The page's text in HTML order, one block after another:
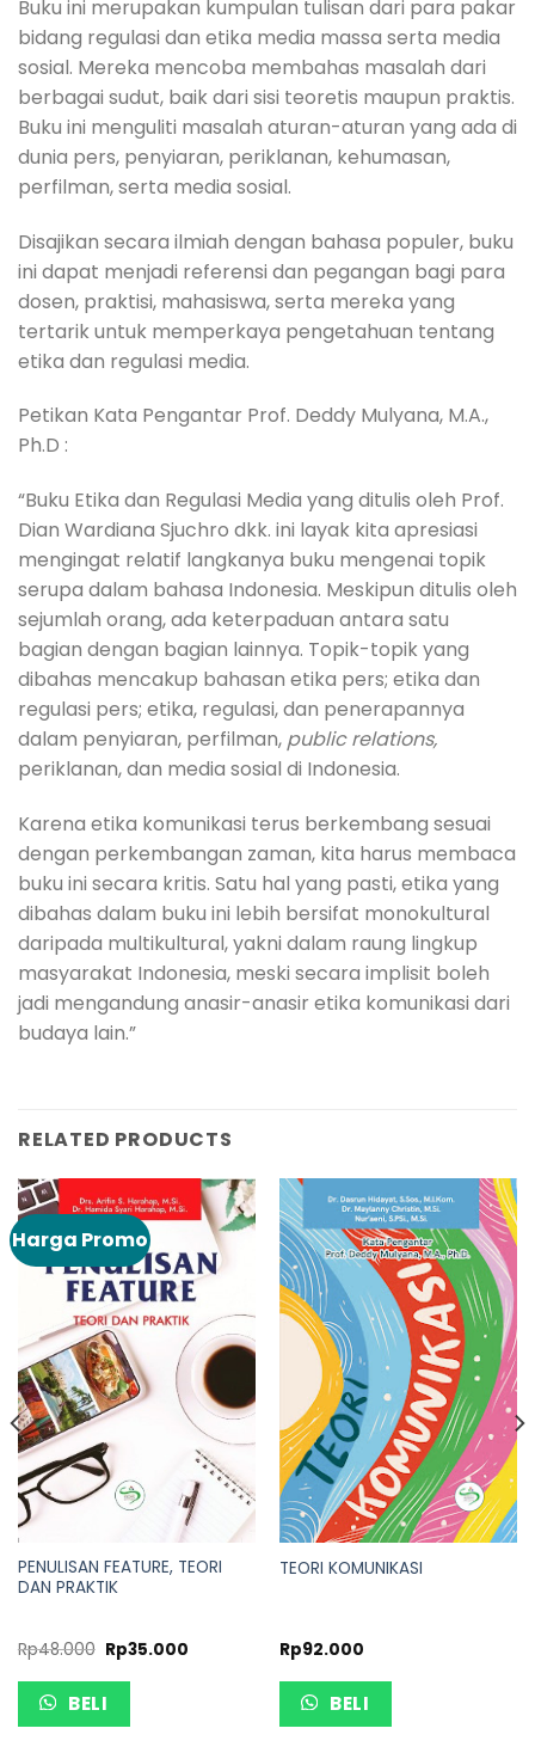
Buku ini merupakan kumpulan tulisan dari para pakar
bidang regulasi dan etika media massa serta media
sosial. Mereka mencoba membahas masalah dari
berbagai sudut, baik dari sisi teoretis maupun praktis.
Buku ini menguliti masalah aturan-aturan yang ada di
dunia pers, penyiaran, periklanan, kehumasan,
perfilman, serta media sosial.
Disajikan secara ilmiah dengan bahasa populer, buku
ini dapat menjadi referensi dan pegangan bagi para
dosen, praktisi, mahasiswa, serta mereka yang
tertarik untuk memperkaya pengetahuan tentang
etika dan regulasi media.
Petikan Kata Pengantar Prof. Deddy Mulyana, M.A.,
Ph.D :
“Buku Etika dan Regulasi Media yang ditulis oleh Prof.
Dian Wardiana Sjuchro dkk. ini layak kita apresiasi
mengingat relatif langkanya buku mengenai topik
serupa dalam bahasa Indonesia. Meskipun ditulis oleh
sejumlah orang, ada keterpaduan antara satu
bagian dengan bagian lainnya. Topik-topik yang
dibahas mencakup bahasan etika pers; etika dan
regulasi pers; etika, regulasi, dan penerapannya
dalam penyiaran, perfilman, public relations,
periklanan, dan media sosial di Indonesia.
Karena etika komunikasi terus berkembang sesuai
dengan perkembangan zaman, kita harus membaca
buku ini secara kritis. Satu hal yang pasti, etika yang
dibahas dalam buku ini lebih bersifat monokultural
daripada multikultural, yakni dalam raung lingkup
masyarakat Indonesia, meski secara implisit boleh
jadi mengandung anasir-anasir etika komunikasi dari
budaya lain.”
RELATED PRODUCTS
Harga Promo
PENULISAN FEATURE, TEORI
DAN PRAKTIK
Rp48.000 Rp35.000
BELI
TEORI KOMUNIKASI
Rp92.000
BELI